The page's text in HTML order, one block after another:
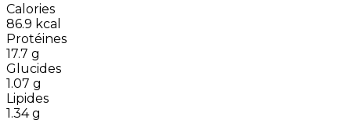
Calories
86.9 kcal
Protéines
17.7 g
Glucides
1.07 g
Lipides
1.34 g